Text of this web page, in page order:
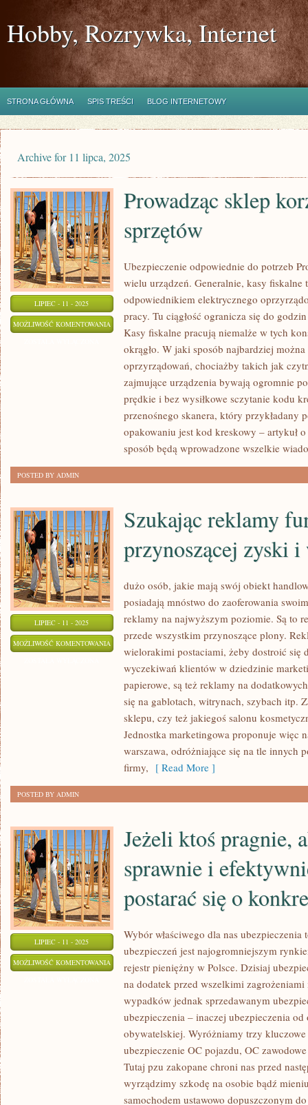
Hobby, Rozrywka, Internet
STRONA GŁÓWNA SPIS TREŚCI BLOG INTERNETOWY
Archive for 11 lipca, 2025
LIPIEC - 11 - 2025
MOŻLIWOŚĆ KOMENTOWANIA PROWADZĄC
KORZYSTAMY
Prowadząc sklep
sprzętów
Ubezpieczenie odpowiednie do potrzeb
wielu urządzeń. Generalnie, kasy fiskalne
odpowiednikiem elektrycznego
pracy. Tu ciągłość ogranicza się do
Kasy fiskalne pracują niemalże w tych
okrągło. W jaki sposób najbardziej
oprzyrządowań, chociażby takich jak
zajmujące urządzenia bywają ogromnie
prędkie i bez wysiłkowe sczytanie kodu
przenośnego skanera, który przykładany
opakowaniu jest kod kreskowy – artykuł
sposób będą wprowadzone wszelkie
POSTED BY ADMIN
LIPIEC - 11 - 2025
MOŻLIWOŚĆ KOMENTOWANIA SZUKAJĄC
FUNKCJONALNEJ,
MIARĘ
Szukając reklamy
przynoszącej zyski
dużo osób, jakie mają swój obiekt
posiadają mnóstwo do zaoferowania
reklamy na najwyższym poziomie. Są to
przede wszystkim przynoszące plony.
wielorakimi postaciami, żeby dostroić się
wyczekiwań klientów w dziedzinie
papierowe, są też reklamy na
się na gablotach, witrynach, szybach itp.
sklepu, czy też jakiegoś salonu
Jednostka marketingowa proponuje więc
warszawa, odróżniające się na tle innych
firmy, [ Read More ]
POSTED BY ADMIN
LIPIEC - 11 - 2025
MOŻLIWOŚĆ KOMENTOWANIA
JEGO
BIZNES
SPRAWNIE
EFEKTYWNIE
Jeżeli ktoś pragnie,
sprawnie i
postarać się o
Wybór właściwego dla nas
ubezpieczeń jest najogromniejszym
rejestr pieniężny w Polsce. Dzisiaj
na dodatek przed wszelkimi
wypadków jednak sprzedawanym
ubezpieczenia – inaczej ubezpieczenia
obywatelskiej. Wyróżniamy trzy
ubezpieczenie OC pojazdu, OC
Tutaj pzu zakopane chroni nas przed
wyrządzimy szkodę na osobie bądź
samochodem ustawowo dopuszczonym